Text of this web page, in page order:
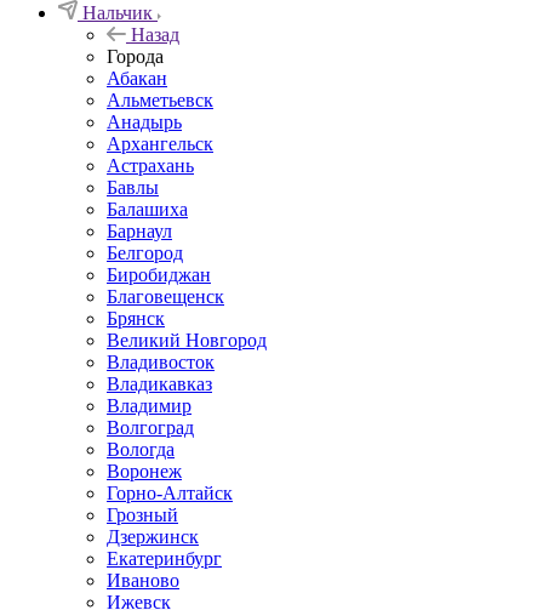
Нальчик
Назад
Города
Абакан
Альметьевск
Анадырь
Архангельск
Астрахань
Бавлы
Балашиха
Барнаул
Белгород
Биробиджан
Благовещенск
Брянск
Великий Новгород
Владивосток
Владикавказ
Владимир
Волгоград
Вологда
Воронеж
Горно-Алтайск
Грозный
Дзержинск
Екатеринбург
Иваново
Ижевск